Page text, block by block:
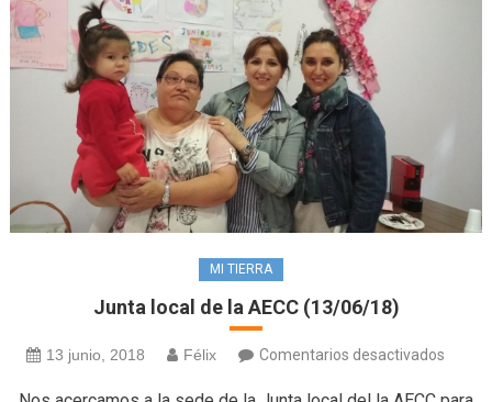
MI TIERRA
Junta local de la AECC (13/06/18)
13 junio, 2018 Félix Comentarios desactivadosen